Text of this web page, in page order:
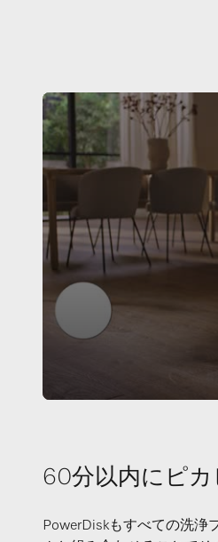
60分以内にピカ
PowerDiskもすべての洗浄